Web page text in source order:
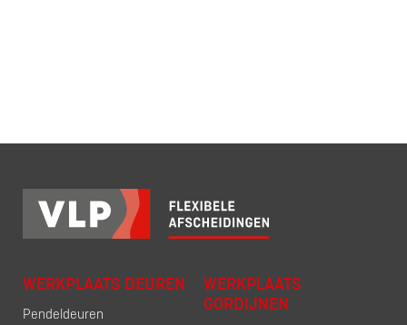
WERKPLAATS DEUREN
Pendeldeuren
WERKPLAATS
GORDIJNEN